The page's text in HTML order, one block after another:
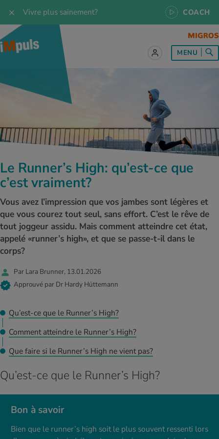
Vivre plus sainement? COACH
sur le sujet Alimentation
idéal
sainement
d’alimentation
et intolérances
ACTUELS DANS LE DOMAINE ALIMENTATION
Calculateur d’IMC
sur le sujet Mouvement
& Jogging
& outdoor
accessoires
d’hiver
ACTUELS DANS LE DOMAINE MOUVEMENT
Calculer la consommation de calories
sur le sujet Relaxation
de vie
être
au quotidien
ACTUELS DANS LE DOMAINE RELAXATION
Travail et santé
sur le sujet Médecine
au quotidien
du sport
physiques
médical
des femmes
ACTUELS DANS LE DOMAINE MÉDECINE
Réduire la tension artérielle
sur le sujet Service
test et quiz
d'iMpuls
ACTUELS DANS LE DOMAINE SERVICE
Offres
Tool, test et quiz
MENU
Le Runner’s High: qu’est-ce que
c’est vraiment?
Vous avez l’impression que vos jambes sont légères et
que vous courez tout seul, sans effort. C’est le rêve de
tout joggeur assidu. Mais comment atteindre cet état,
appelé «runner’s high», et que se passe-t-il dans le
corps?
Par Lara Brunner, 13.01.2026
Approuvé par Dr Hardy Hüttemann
Qu’est-ce que le Runner’s High?
Comment atteindre le Runner’s High?
Que faire si le Runner’s High ne vient pas?
Qu’est-ce que le Runner’s High?
Bon à savoir
Bien que le runner’s high soit le plus souvent ressenti lors